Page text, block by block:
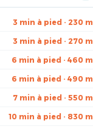
3 min à pied · 230 m
3 min à pied · 270 m
6 min à pied · 460 m
6 min à pied · 490 m
7 min à pied · 550 m
10 min à pied · 830 m